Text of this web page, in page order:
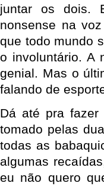
juntar os dois.
nonsense na
que todo mundo
o involuntário. A
genial. Mas o
falando de
Dá até pra fazer
tomado pelas
todas as
algumas
eu não quero